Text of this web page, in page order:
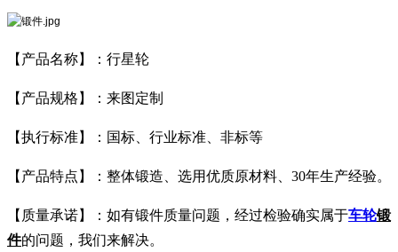
【产品名称】：行星轮
【产品规格】：来图定制
【执行标准】：国标、行业标准、非标等
【产品特点】：整体锻造、选用优质原材料、30年生产经验。
【质量承诺】：如有锻件质量问题，经过检验确实属于车轮锻
件的问题，我们来解决。